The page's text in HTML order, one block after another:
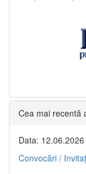
Cea mai recentă
Data: 12.06.2026
Convocări /